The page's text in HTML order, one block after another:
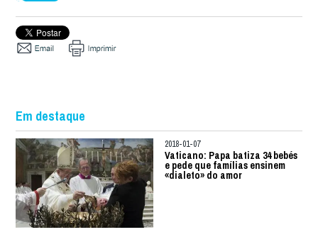
Em destaque
2018-01-07
Vaticano: Papa batiza 34 bebés
e pede que famílias ensinem
«dialeto» do amor